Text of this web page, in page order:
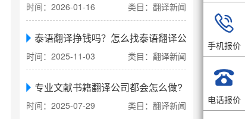
时间：2026-01-16 类目：翻译新闻
泰语翻译挣钱吗？怎么找泰语翻译公司翻译
时间：2025-11-03 类目：翻译新闻
专业文献书籍翻译公司都会怎么做?
时间：2025-07-29 类目：翻译新闻

手机报价

电话报价